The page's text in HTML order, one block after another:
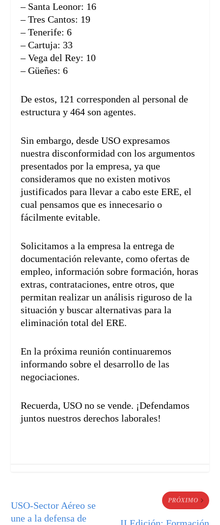
– Santa Leonor: 16
– Tres Cantos: 19
– Tenerife: 6
– Cartuja: 33
– Vega del Rey: 10
– Güeñes: 6
De estos, 121 corresponden al personal de
estructura y 464 son agentes.
Sin embargo, desde USO expresamos
nuestra disconformidad con los argumentos
presentados por la empresa, ya que
consideramos que no existen motivos
justificados para llevar a cabo este ERE, el
cual pensamos que es innecesario o
fácilmente evitable.
Solicitamos a la empresa la entrega de
documentación relevante, como ofertas de
empleo, información sobre formación, horas
extras, contrataciones, entre otros, que
permitan realizar un análisis riguroso de la
situación y buscar alternativas para la
eliminación total del ERE.
En la próxima reunión continuaremos
informando sobre el desarrollo de las
negociaciones.
Recuerda, USO no se vende. ¡Defendamos
juntos nuestros derechos laborales!
USO-Sector Aéreo se
une a la defensa de
PRÓXIMO